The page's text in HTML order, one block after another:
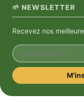
🌱 NEWSLETTER
Recevez nos
Votre email